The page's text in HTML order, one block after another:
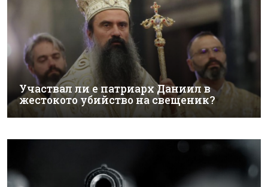
Участвал ли е патриарх Даниил в
жестокото убийство на свещеник?